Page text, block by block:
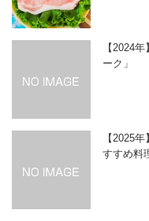
【2024
ーク」
【2025
すすめ料